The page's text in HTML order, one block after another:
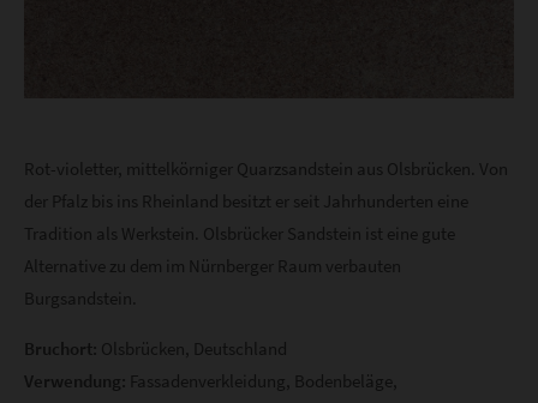
Rot-violetter, mittelkörniger Quarzsandstein aus Olsbrücken. Von
der Pfalz bis ins Rheinland besitzt er seit Jahrhunderten eine
Tradition als Werkstein. Olsbrücker Sandstein ist eine gute
Alternative zu dem im Nürnberger Raum verbauten
Burgsandstein.
Bruchort: Olsbrücken, Deutschland
Verwendung: Fassadenverkleidung, Bodenbeläge,